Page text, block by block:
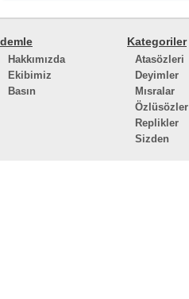
demle
Hakkımızda
Ekibimiz
Basın
Kategoriler
Atasözleri
Deyimler
Mısralar
Özlüsözler
Replikler
Sizden